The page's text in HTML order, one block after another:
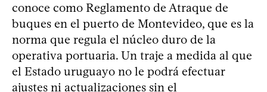
conoce como Reglamento de Atraque de
buques en el puerto de Montevideo, que es la
norma que regula el núcleo duro de la
operativa portuaria. Un traje a medida al que
el Estado uruguayo no le podrá efectuar
ajustes ni actualizaciones sin el